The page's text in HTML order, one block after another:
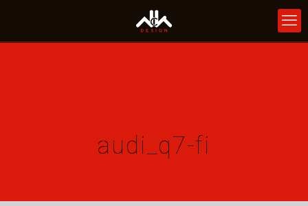
audi_q7-fi